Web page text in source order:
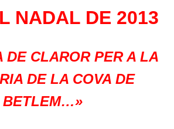
NADAL DE 2013
DE CLAROR PER A LA
DE LA COVA DE
BETLEM…»